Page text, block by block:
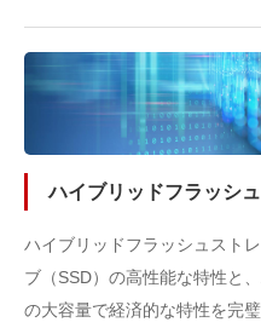
ハイブリッドフラッシ
ハイブリッドフラッシュスト
ブ（SSD）の高性能な特性と
の大容量で経済的な特性を完